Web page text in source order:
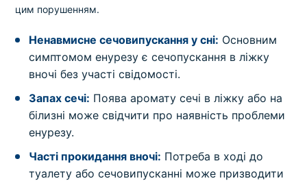
цим порушенням.
Ненавмисне сечовипускання у сні: Основним
симптомом енурезу є сечопускання в ліжку
вночі без участі свідомості.
Запах сечі: Поява аромату сечі в ліжку або на
білизні може свідчити про наявність проблеми
енурезу.
Часті прокидання вночі: Потреба в ході до
туалету або сечовипусканні може призводити